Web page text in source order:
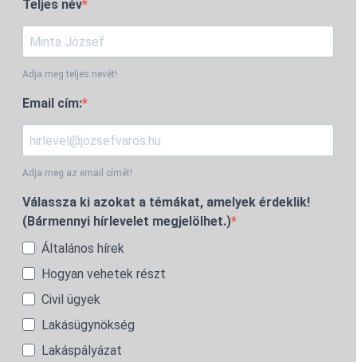
Teljes név
Adja meg teljes nevét!
Email cím:
Adja meg az email címét!
Válassza ki azokat a témákat, amelyek érdeklik!
(Bármennyi hírlevelet megjelölhet.)
Általános hírek
Hogyan vehetek részt
Civil ügyek
Lakásügynökség
Lakáspályázat